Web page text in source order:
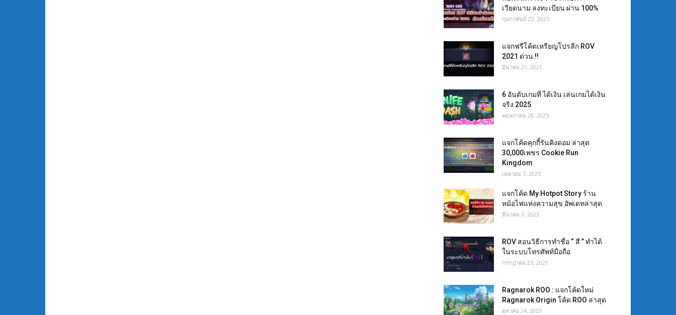
เวียดนาม ลงทะเบียน ผ่าน 100%
กุมภาพันธ์ 22, 2025
แจกฟรีโค้ดเหรียญโปรลีก ROV
2021 ด่วน !!
มีนาคม 21, 2021
6 อันดับเกมที่ ได้เงิน เล่นเกมได้เงิน
จริง 2025
พฤษภาคม 28, 2025
แจกโค้ดคุกกี้รันคิงดอม ล่าสุด
30,000เพชร Cookie Run
Kingdom
เมษายน 7, 2025
แจกโค้ด My Hotpot Story ร้าน
หม้อไฟแห่งความสุข อัพเดทล่าสุด
มีนาคม 3, 2023
ROV สอนวิธีการทำชื่อ “ สี ” ทำได้
ในระบบโทรศัพท์มือถือ
กรกฎาคม 25, 2021
Ragnarok ROO : แจกโค้ดใหม่
Ragnarok Origin โค้ด ROO ล่าสุด
ตุลาคม 24, 2023